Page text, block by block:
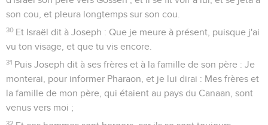
son cou, et pleura longtemps sur son cou.
30 Et Israël dit à Joseph : Que je meure à présent, puisque j'ai
vu ton visage, et que tu vis encore.
31 Puis Joseph dit à ses frères et à la famille de son père : Je
monterai, pour informer Pharaon, et je lui dirai : Mes frères et
la famille de mon père, qui étaient au pays du Canaan, sont
venus vers moi ;
32